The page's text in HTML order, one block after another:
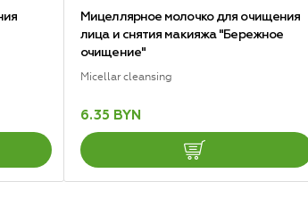
Мицеллярное молочко для очищения
лица и снятия макияжа "Бережное
очищение"
Micellar cleansing
6.35 BYN